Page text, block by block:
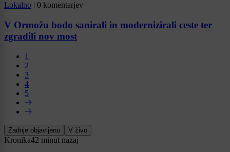
Lokalno | 0 komentarjev
V Ormožu bodo sanirali in modernizirali ceste ter
zgradili nov most
1
2
3
4
5
Zadnje objavljeno V živo
Kronika42 minut nazaj